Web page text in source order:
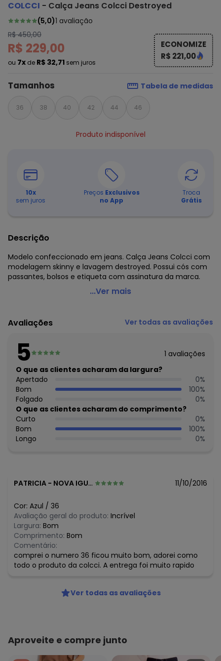
COLCCI - Calça Jeans Colcci Destroyed
(5,0)1 avaliação
R$ 450,00
R$ 229,00
ou 7x de R$ 32,71 sem juros
ECONOMIZE
R$ 221,00
Tamanhos Tabela de medidas
36 38 40 42 44 46
Produto indisponível
10x
sem juros
Preços Exclusivos
no App
Troca
Grátis
Descrição
Modelo confeccionado em jeans. Calça Jeans Colcci com
modelagem skinny e lavagem destroyed. Possui cós com
passantes, bolsos e etiqueta com assinatura da marca.
Colcci - Calça Jeans Colcci Destroyed
Modelo destroyed, super atual e cheio de estilo.
Confeccionada na base Bia, com modelagem skinny que
O modelo conta com uma lavagem mais clara, que traz
ainda mais estilo à calça.
Peça democrática e descontraída, que combinada com a
peça certa, pode render looks básicos ou mais elaborados
Material: 74% Algodão - 24% Liocel - 2% Elastano
Cor: Azul.
Tamanhos: 36, 38, 40, 42, 44 e 46.
Histórico de preços
O preço apresentado abaixo é o menor oferecido em
junho/2026 N/D*
abril/2026
março/2026
fevereiro/2026
...Ver mais
Avaliações Ver todas as avaliações
5 1 avaliações
O que as clientes acharam da largura?
Apertado
0%
Bom
100%
Folgado
0%
O que as clientes acharam do comprimento?
Curto
0%
Bom
100%
Longo
0%
PATRICIA - NOVA IGUACU - RJ 11/10/2016
Cor: Azul / 36
Avaliação geral do produto: Incrível
Largura: Bom
Comprimento: Bom
Comentário:
comprei o numero 36 ficou muito bom, adorei como
todo o produto da colcci. A entrega foi muito rapido
Ver todas as avaliações
Aproveite e compre junto